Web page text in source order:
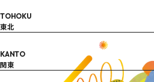
TOHOKU
東北
KANTO
関東